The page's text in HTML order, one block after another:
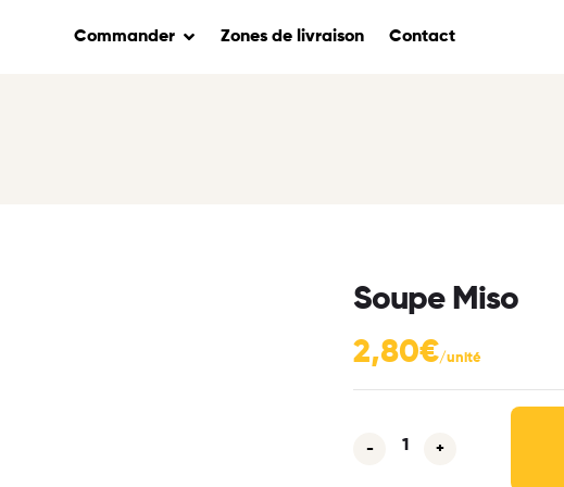
Commander Zones de livraison Contact
Soupe Miso
2,80€
- +